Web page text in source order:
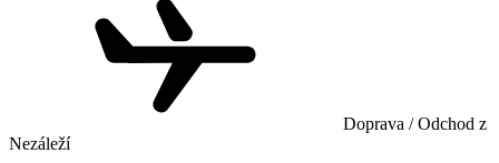
Doprava / Odchod z
Nezáleží